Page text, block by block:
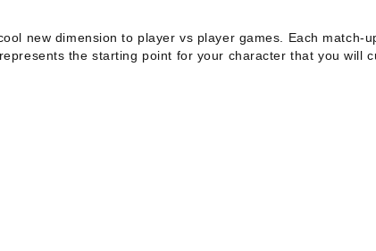
new dimension to player vs player games. Each match-
the starting point for your character that you will